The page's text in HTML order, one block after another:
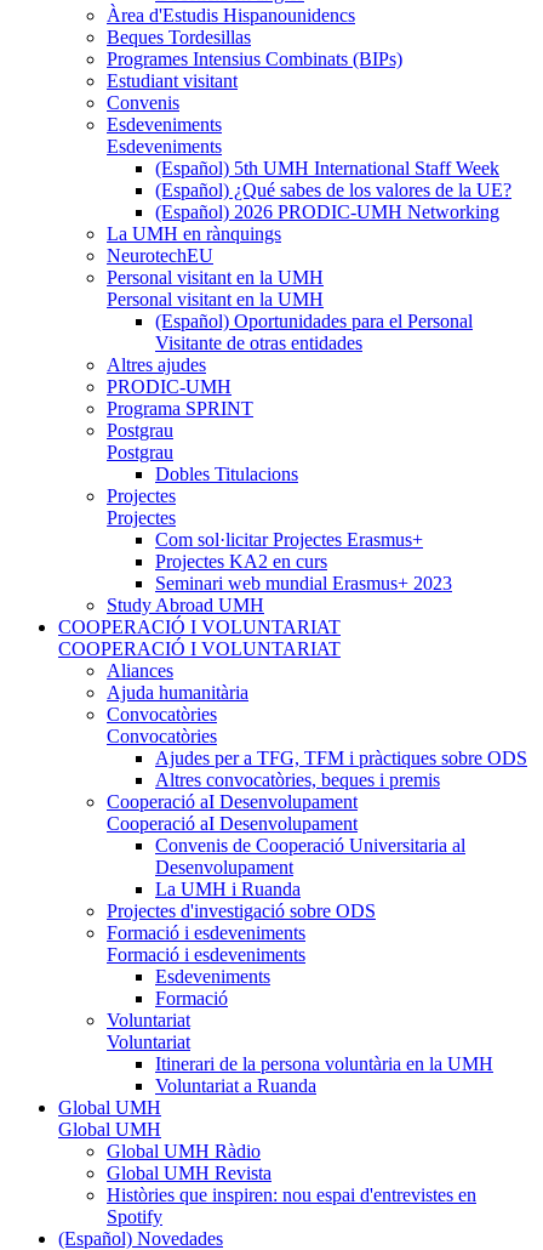
Àrea d'Estudis Hispanounidencs
Beques Tordesillas
Programes Intensius Combinats (BIPs)
Estudiant visitant
Convenis
Esdeveniments
Esdeveniments
(Español) 5th UMH International Staff Week
(Español) ¿Qué sabes de los valores de la UE?
(Español) 2026 PRODIC-UMH Networking
La UMH en rànquings
NeurotechEU
Personal visitant en la UMH
Personal visitant en la UMH
(Español) Oportunidades para el Personal
Visitante de otras entidades
Altres ajudes
PRODIC-UMH
Programa SPRINT
Postgrau
Postgrau
Dobles Titulacions
Projectes
Projectes
Com sol·licitar Projectes Erasmus+
Projectes KA2 en curs
Seminari web mundial Erasmus+ 2023
Study Abroad UMH
COOPERACIÓ I VOLUNTARIAT
COOPERACIÓ I VOLUNTARIAT
Aliances
Ajuda humanitària
Convocatòries
Convocatòries
Ajudes per a TFG, TFM i pràctiques sobre ODS
Altres convocatòries, beques i premis
Cooperació aI Desenvolupament
Cooperació aI Desenvolupament
Convenis de Cooperació Universitaria al
Desenvolupament
La UMH i Ruanda
Projectes d'investigació sobre ODS
Formació i esdeveniments
Formació i esdeveniments
Esdeveniments
Formació
Voluntariat
Voluntariat
Itinerari de la persona voluntària en la UMH
Voluntariat a Ruanda
Global UMH
Global UMH
Global UMH Ràdio
Global UMH Revista
Històries que inspiren: nou espai d'entrevistes en
Spotify
(Español) Novedades